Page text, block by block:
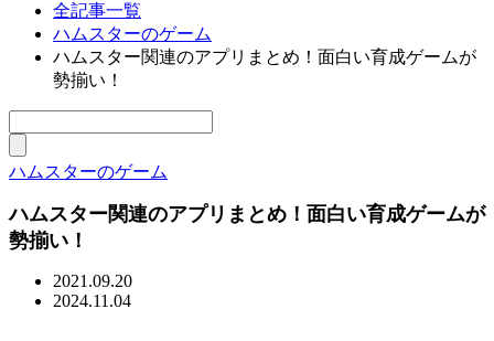
全記事一覧
ハムスターのゲーム
ハムスター関連のアプリまとめ！面白い育成ゲームが
勢揃い！
ハムスターのゲーム
ハムスター関連のアプリまとめ！面白い育成ゲームが
勢揃い！
2021.09.20
2024.11.04